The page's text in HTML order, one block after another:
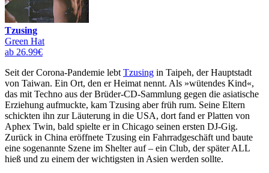
Tzusing
Green Hat
ab 26.99€
Seit der Corona-Pandemie lebt Tzusing in Taipeh, der Hauptstadt
von Taiwan. Ein Ort, den er Heimat nennt. Als »wütendes Kind«,
das mit Techno aus der Brüder-CD-Sammlung gegen die asiatische
Erziehung aufmuckte, kam Tzusing aber früh rum. Seine Eltern
schickten ihn zur Läuterung in die USA, dort fand er Platten von
Aphex Twin, bald spielte er in Chicago seinen ersten DJ-Gig.
Zurück in China eröffnete Tzusing ein Fahrradgeschäft und baute
eine sogenannte Szene im Shelter auf – ein Club, der später ALL
hieß und zu einem der wichtigsten in Asien werden sollte.